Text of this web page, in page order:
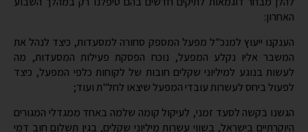
הענקנו ייעוץ למנכ"ל מפעל המספק סחורה למסעדות, כיצד לנהל את
המשבר אליו נקלע המפעל, נוכח הפסקת פעילות המסעדות, מה
לעשות בנוגע למיליוני שקלים חובות של לקוחות כלפי המפעל, כיצד
לפעול ביחס לעשרות עובדי המפעל שיצאו לחל"ת ועוד;
הגשנו בקשה לסעד זמני, לעיקול קומה שלמה באחד ממגדלי המגורים
היוקרתיים בישראל, בשווי עשרות מיליוני שקלים, בגין תשלום חוב דמי
ניהול בהיקף מאות אלפי שקלים, ובעקבות זאת הגענו עם הדייר להסדר
ש- 100% מהחוב ישולם בתוך חודש;